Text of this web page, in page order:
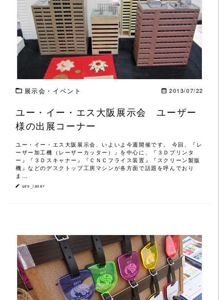
この記事を読む
展示会・イベント 2013/07/22
ユー・イー・エス大阪展示会 ユーザー
様の出展コーナー
ユー・イー・エス大阪展示会、いよいよ今週開催です。 今回、『レ
ーザー加工機（レーザーカッター）』を中心に、『３Ｄプリンタ
ー』『３Ｄスキャナー』『ＣＮＣフライス装置』『スクリーン製版
機』などのデスクトップ工房マシンが各方面で話題を呼んでおり
ま…
ues_laser
この記事を読む